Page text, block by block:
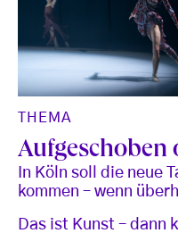
THEMA
Aufgeschoben
In Köln soll die neue
kommen – wenn
Das ist Kunst – dann